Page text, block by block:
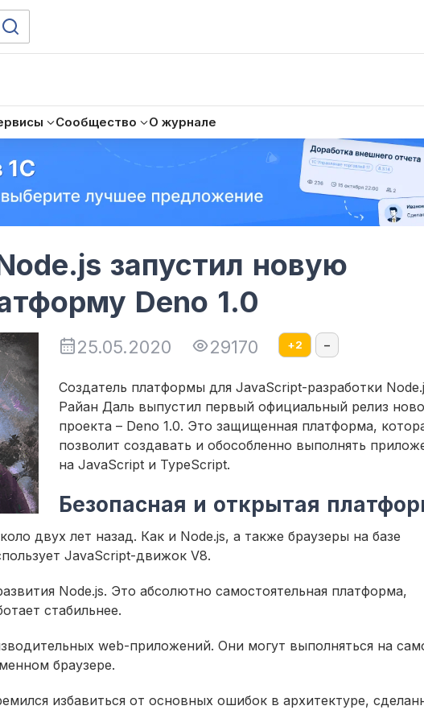
Сообщество О журнале
запустил новую
Deno 1.0
25.05.2020 29170 +2 –
Создатель платформы для JavaScript-разработки
Райан Даль выпустил первый официальный релиз
проекта – Deno 1.0. Это защищенная платформа,
позволит создавать и обособленно выполнять
на JavaScript и TypeScript.
Безопасная и открытая
двух лет назад. Как и Node.js, а также браузеры на базе
JavaScript-движок V8.
Node.js. Это абсолютно самостоятельная платформа,
стабильнее.
web-приложений. Они могут выполняться на
браузере.
избавиться от основных ошибок в архитектуре,